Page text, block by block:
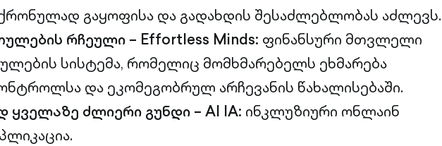
გაყოფისა და გადახდის შესაძლებლობას აძლევს.
რჩეული – Effortless Minds: ფინანსური მთვლელი
სისტემა, რომელიც მომხმარებელს ეხმარება
და ეკომეგობრულ არჩევანის წახალისებაში.
ყველაზე ძლიერი გუნდი – AI IA: ინკლუზიური ონლაინ